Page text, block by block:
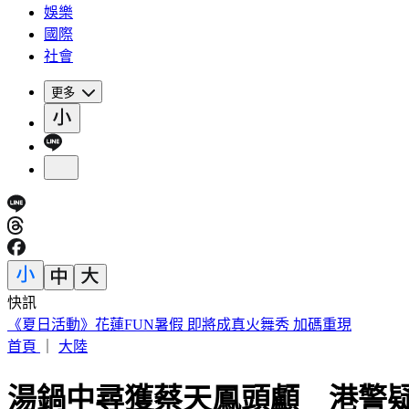
娛樂
國際
社會
更多
快訊
188萬《龍藏經》賣掉了！大戶不甩7折 店員爆「付現買原價」
首頁
大陸
湯鍋中尋獲蔡天鳳頭顱 港警